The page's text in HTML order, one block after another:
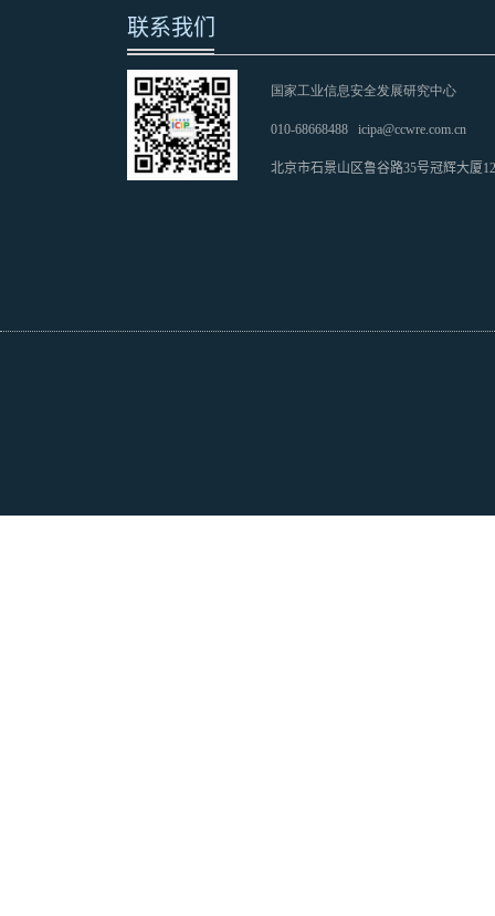
联系我们
国家工业信息安全发展研究中心
010-68668488 icipa@ccwre.com.cn
北京市石景山区鲁谷路35号冠辉大厦